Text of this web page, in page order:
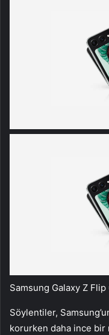
Samsung Galaxy Z Flip
Söylentiler,
korurken daha ince bir